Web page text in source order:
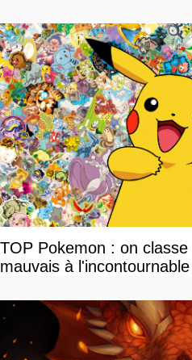
TOP Pokemon : on
mauvais à